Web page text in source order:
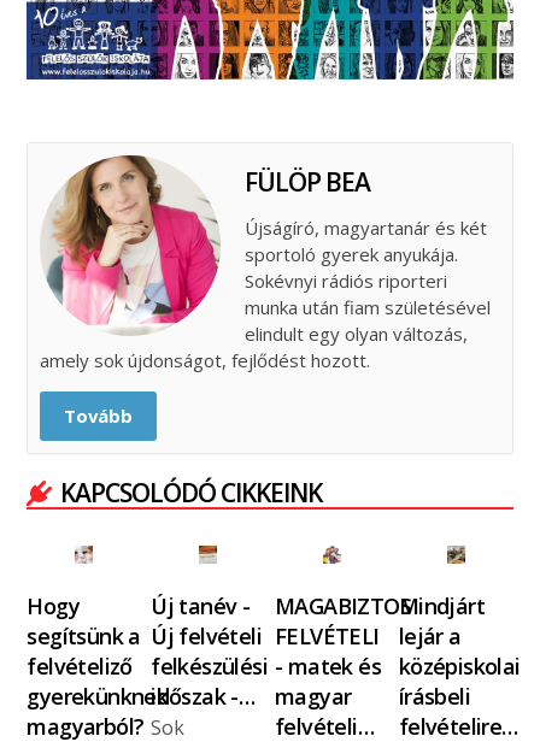
FÜLÖP BEA
Újságíró, magyartanár és két
sportoló gyerek anyukája.
Sokévnyi rádiós riporteri
munka után fiam születésével
elindult egy olyan változás,
amely sok újdonságot, fejlődést hozott.
Tovább
KAPCSOLÓDÓ CIKKEINK
Hogy
segítsünk a
felvételiző
gyerekünknek
magyarból?
Új tanév -
Új felvételi
felkészülési
időszak -…
Sok
MAGABIZTOS
FELVÉTELI
- matek és
magyar
felvételi…
Mindjárt
lejár a
középiskolai
írásbeli
felvételire…